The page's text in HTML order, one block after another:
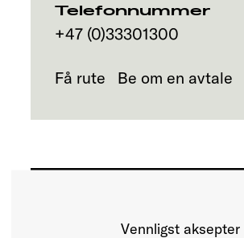
Telefonnummer
+47 (0)33301300
Få rute Be om en avtale
Vennligst aksepter